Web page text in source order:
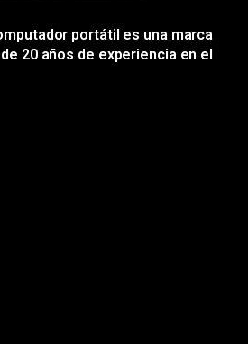
portátil es una marca
20 años de experiencia en el